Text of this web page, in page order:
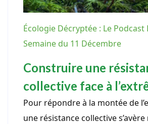
Écologie Décryptée : Le Podcast
Semaine du 11 Décembre
Construire une
collective face à
Pour répondre à la montée de
une résistance collective s’avère